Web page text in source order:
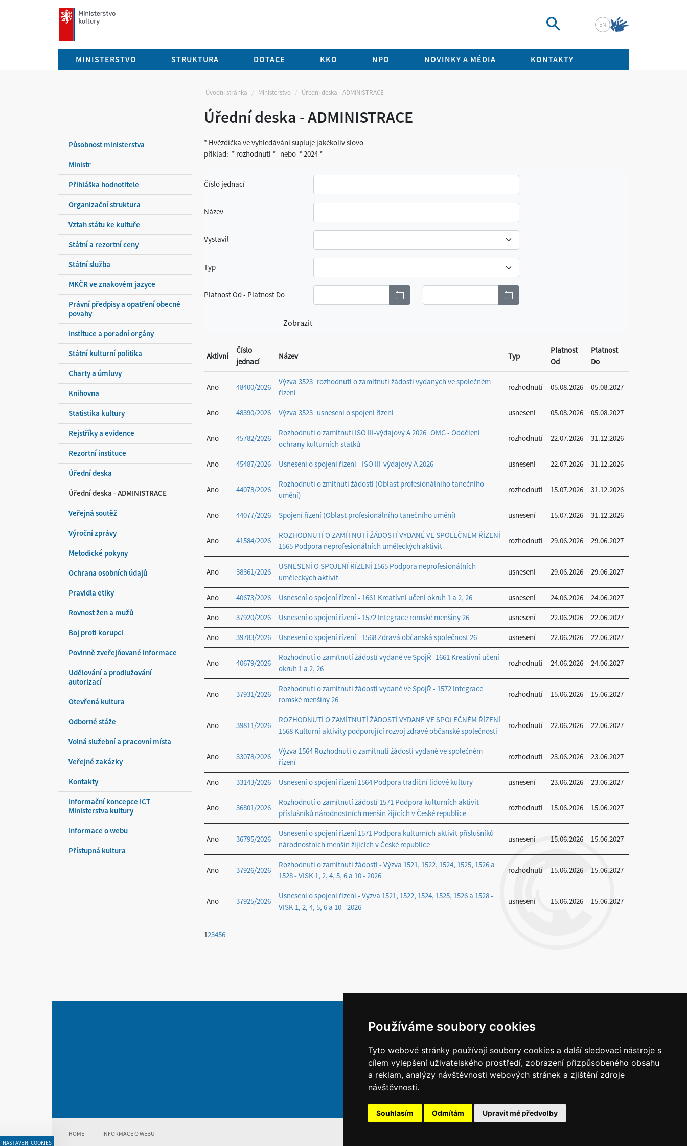
Používáme soubory cookies
Tyto webové stránky používají soubory cookies a další sledovací nástroje s
cílem vylepšení uživatelského prostředí, zobrazení přizpůsobeného obsahu
a reklam, analýzy návštěvnosti webových stránek a zjištění zdroje
návštěvnosti.
Souhlasím Odmítám Upravit mé předvolby
NASTAVENÍ COOKIES
mkcr.cz
EN
MINISTERSTVO STRUKTURA DOTACE KKO NPO NOVINKY A MÉDIA KONTAKTY
Úvodní stránka Ministerstvo Úřední deska - ADMINISTRACE
Úřední deska - ADMINISTRACE
Působnost ministerstva
Ministr
Přihláška hodnotitele
Organizační struktura
Vztah státu ke kultuře
Státní a rezortní ceny
Státní služba
MKČR ve znakovém jazyce
Právní předpisy a opatření obecné
povahy
Instituce a poradní orgány
Státní kulturní politika
Charty a úmluvy
Knihovna
Statistika kultury
Rejstříky a evidence
Rezortní instituce
Úřední deska
Úřední deska - ADMINISTRACE
Veřejná soutěž
Výroční zprávy
Metodické pokyny
Ochrana osobních údajů
Pravidla etiky
Rovnost žen a mužů
Boj proti korupci
Povinně zveřejňované informace
Udělování a prodlužování
autorizací
Otevřená kultura
Odborné stáže
Volná služební a pracovní místa
Veřejné zakázky
Kontakty
Informační koncepce ICT
Ministerstva kultury
Informace o webu
Přístupná kultura
* Hvězdička ve vyhledávání supluje jakékoliv slovo
příklad: * rozhodnutí * nebo * 2024 *
Číslo jednací
Název
Vystavil
Typ
Platnost Od - Platnost Do
Aktivní
Číslo
jednací
Název Typ
Platnost
Od
Platnost
Do
Ano 48400/2026
Výzva 3523_rozhodnutí o zamítnutí žádostí vydaných ve společném
řízení
rozhodnutí 05.08.2026 05.08.2027
Ano 48390/2026 Výzva 3523_usnesení o spojení řízení usnesení 05.08.2026 05.08.2027
Ano 45782/2026
Rozhodnutí o zamítnutí ISO III-výdajový A 2026_OMG - Oddělení
ochrany kulturních statků
rozhodnutí 22.07.2026 31.12.2026
Ano 45487/2026 Usnesení o spojení řízení - ISO III-výdajový A 2026 usnesení 22.07.2026 31.12.2026
Ano 44078/2026
Rozhodnutí o zmítnutí žádostí (Oblast profesionálního tanečního
umění)
rozhodnutí 15.07.2026 31.12.2026
Ano 44077/2026 Spojení řízení (Oblast profesionálního tanečního umění) usnesení 15.07.2026 31.12.2026
Ano 41584/2026
ROZHODNUTÍ O ZAMÍTNUTÍ ŽÁDOSTÍ VYDANÉ VE SPOLEČNÉM ŘÍZENÍ
1565 Podpora neprofesionálních uměleckých aktivit
rozhodnutí 29.06.2026 29.06.2027
Ano 38361/2026
USNESENÍ O SPOJENÍ ŘÍZENÍ 1565 Podpora neprofesionálních
uměleckých aktivit
usnesení 29.06.2026 29.06.2027
Ano 40673/2026 Usnesení o spojení řízení - 1661 Kreativní učení okruh 1 a 2, 26 usnesení 24.06.2026 24.06.2027
Ano 37920/2026 Usnesení o spojení řízení - 1572 Integrace romské menšiny 26 usnesení 22.06.2026 22.06.2027
Ano 39783/2026 Usnesení o spojení řízení - 1568 Zdravá občanská společnost 26 usnesení 22.06.2026 22.06.2027
Ano 40679/2026
Rozhodnutí o zamítnutí žádostí vydané ve SpojŘ -1661 Kreativní učení
okruh 1 a 2, 26
rozhodnutí 24.06.2026 24.06.2027
Ano 37931/2026
Rozhodnutí o zamítnutí žádostí vydané ve SpojŘ - 1572 Integrace
romské menšiny 26
rozhodnutí 15.06.2026 15.06.2027
Ano 39811/2026
ROZHODNUTÍ O ZAMÍTNUTÍ ŽÁDOSTÍ VYDANÉ VE SPOLEČNÉM ŘÍZENÍ
1568 Kulturní aktivity podporující rozvoj zdravé občanské společnosti
rozhodnutí 22.06.2026 22.06.2027
Ano 33078/2026
Výzva 1564 Rozhodnutí o zamítnutí žádostí vydané ve společném
řízení
rozhodnutí 23.06.2026 23.06.2027
Ano 33143/2026 Usnesení o spojení řízení 1564 Podpora tradiční lidové kultury usnesení 23.06.2026 23.06.2027
Ano 36801/2026
Rozhodnutí o zamítnutí žádostí 1571 Podpora kulturních aktivit
příslušníků národnostních menšin žijících v České republice
rozhodnutí 15.06.2026 15.06.2027
Ano 36795/2026
Usnesení o spojení řízení 1571 Podpora kulturních aktivit příslušníků
národnostních menšin žijících v České republice
usnesení 15.06.2026 15.06.2027
Ano 37926/2026
Rozhodnutí o zamítnutí žádostí - Výzva 1521, 1522, 1524, 1525, 1526 a
1528 - VISK 1, 2, 4, 5, 6 a 10 - 2026
rozhodnutí 15.06.2026 15.06.2027
Ano 37925/2026
Usnesení o spojení řízení - Výzva 1521, 1522, 1524, 1525, 1526 a 1528 -
VISK 1, 2, 4, 5, 6 a 10 - 2026
usnesení 15.06.2026 15.06.2027
123456
Napište nám
Vaše náměty, komentáře, připomínky a
dotazy nezůstanou bez odezvy.
HOME | INFORMACE O WEBU